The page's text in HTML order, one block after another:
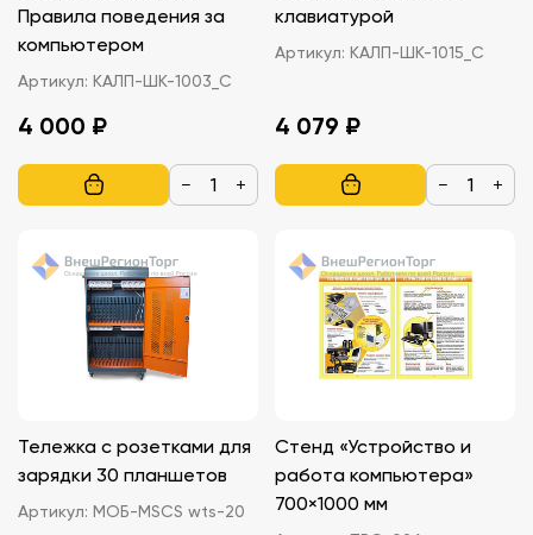
Правила поведения за
компьютером
Артикул: КАЛП-ШК-1003_С
4 000 ₽
− +
клавиатурой
Артикул: КАЛП-ШК-1015_С
4 079 ₽
− +
Тележка с розетками для
зарядки 30 планшетов
Артикул: МОБ-MSCS wts-20
Стенд «Устройство и
работа компьютера»
700×1000 мм